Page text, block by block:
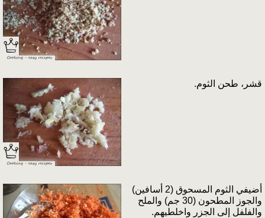
قشر، طحن الثوم.
أضيفي الثوم المسحوق (2 أسافين)
والجوز المطحون (30 جم) والملح
والفلفل إلى الجزر واخلطيهم.